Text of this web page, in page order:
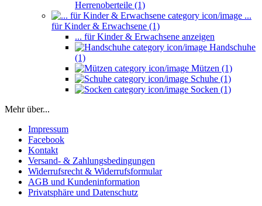
Herrenoberteile (1)
...
für Kinder & Erwachsene (1)
... für Kinder & Erwachsene anzeigen
Handschuhe
(1)
Mützen (1)
Schuhe (1)
Socken (1)
Mehr über...
Impressum
Facebook
Kontakt
Versand- & Zahlungsbedingungen
Widerrufsrecht & Widerrufsformular
AGB und Kundeninformation
Privatsphäre und Datenschutz